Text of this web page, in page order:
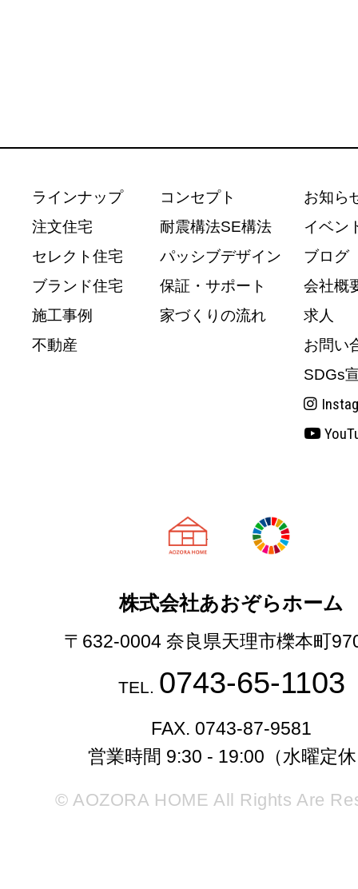
ラインナップ
注文住宅
セレクト住宅
ブランド住宅
施工事例
不動産
コンセプト
耐震構法SE構法
パッシブデザイン
保証・サポート
家づくりの流れ
お知ら
イベン
ブログ
会社概
求人
お問い
SDGs
天理市の注文
株式会社あおぞらホーム
〒632-0004 奈良県天理市櫟本町
TEL. 0743-65-1103
FAX. 0743-87-9581
営業時間 9:30 - 19:00（水曜定
© AOZORA HOME All Rights Are